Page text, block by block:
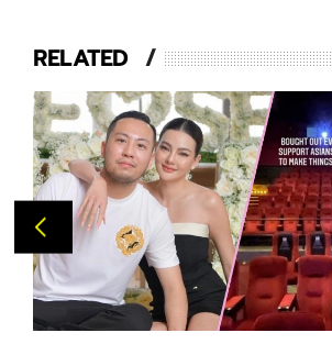
RELATED